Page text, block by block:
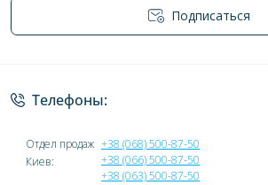
Подписаться
Политика конфиденциальности
Телефоны:
Отдел продаж
Киев:
+38 (068) 500-87-50
+38 (066) 500-87-50
+38 (063) 500-87-50